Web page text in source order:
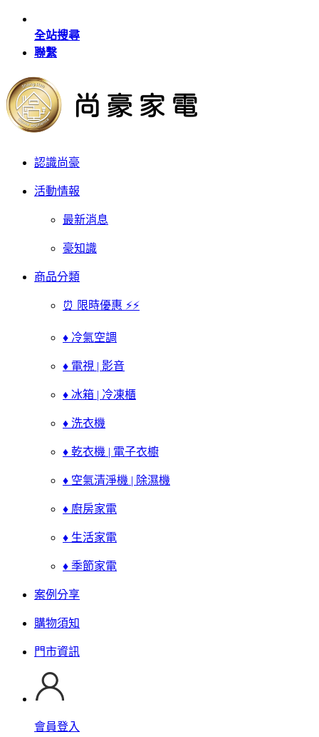
全站搜尋
聯繫
認識尚豪
活動情報
最新消息
豪知識
商品分類
⏰ 限時優惠 ⚡⚡
♦ 冷氣空調
♦ 電視 | 影音
♦ 冰箱 | 冷凍櫃
♦ 洗衣機
♦ 乾衣機 | 電子衣櫥
♦ 空氣清淨機 | 除濕機
♦ 廚房家電
♦ 生活家電
♦ 季節家電
案例分享
購物須知
門市資訊
會員登入